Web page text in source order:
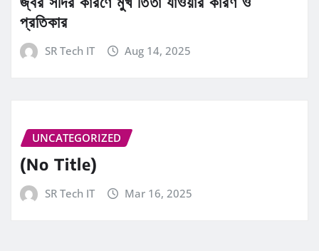
প্রতিকার
SR Tech IT Aug 14, 2025
UNCATEGORIZED
(No Title)
SR Tech IT Mar 16, 2025